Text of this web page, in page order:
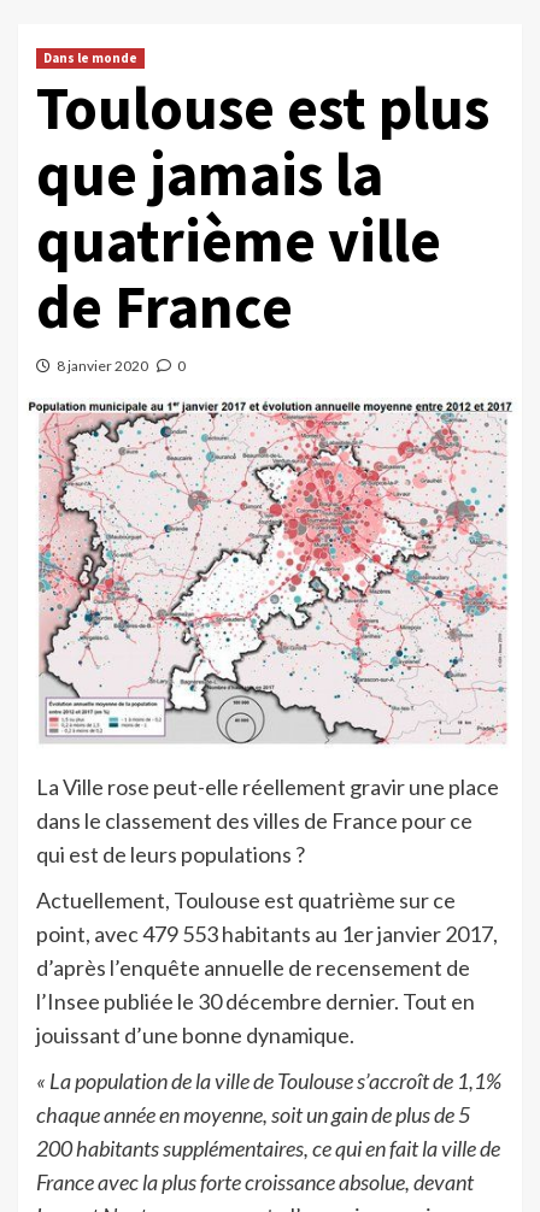
Dans le monde
Toulouse est plus
que jamais la
quatrième ville
de France
8 janvier 2020 0
La Ville rose peut-elle réellement gravir une place
dans le classement des villes de France pour ce
qui est de leurs populations ?
Actuellement, Toulouse est quatrième sur ce
point, avec 479 553 habitants au 1er janvier 2017,
d’après l’enquête annuelle de recensement de
l’Insee publiée le 30 décembre dernier. Tout en
jouissant d’une bonne dynamique.
« La population de la ville de Toulouse s’accroît de 1,1%
chaque année en moyenne, soit un gain de plus de 5
200 habitants supplémentaires, ce qui en fait la ville de
France avec la plus forte croissance absolue, devant